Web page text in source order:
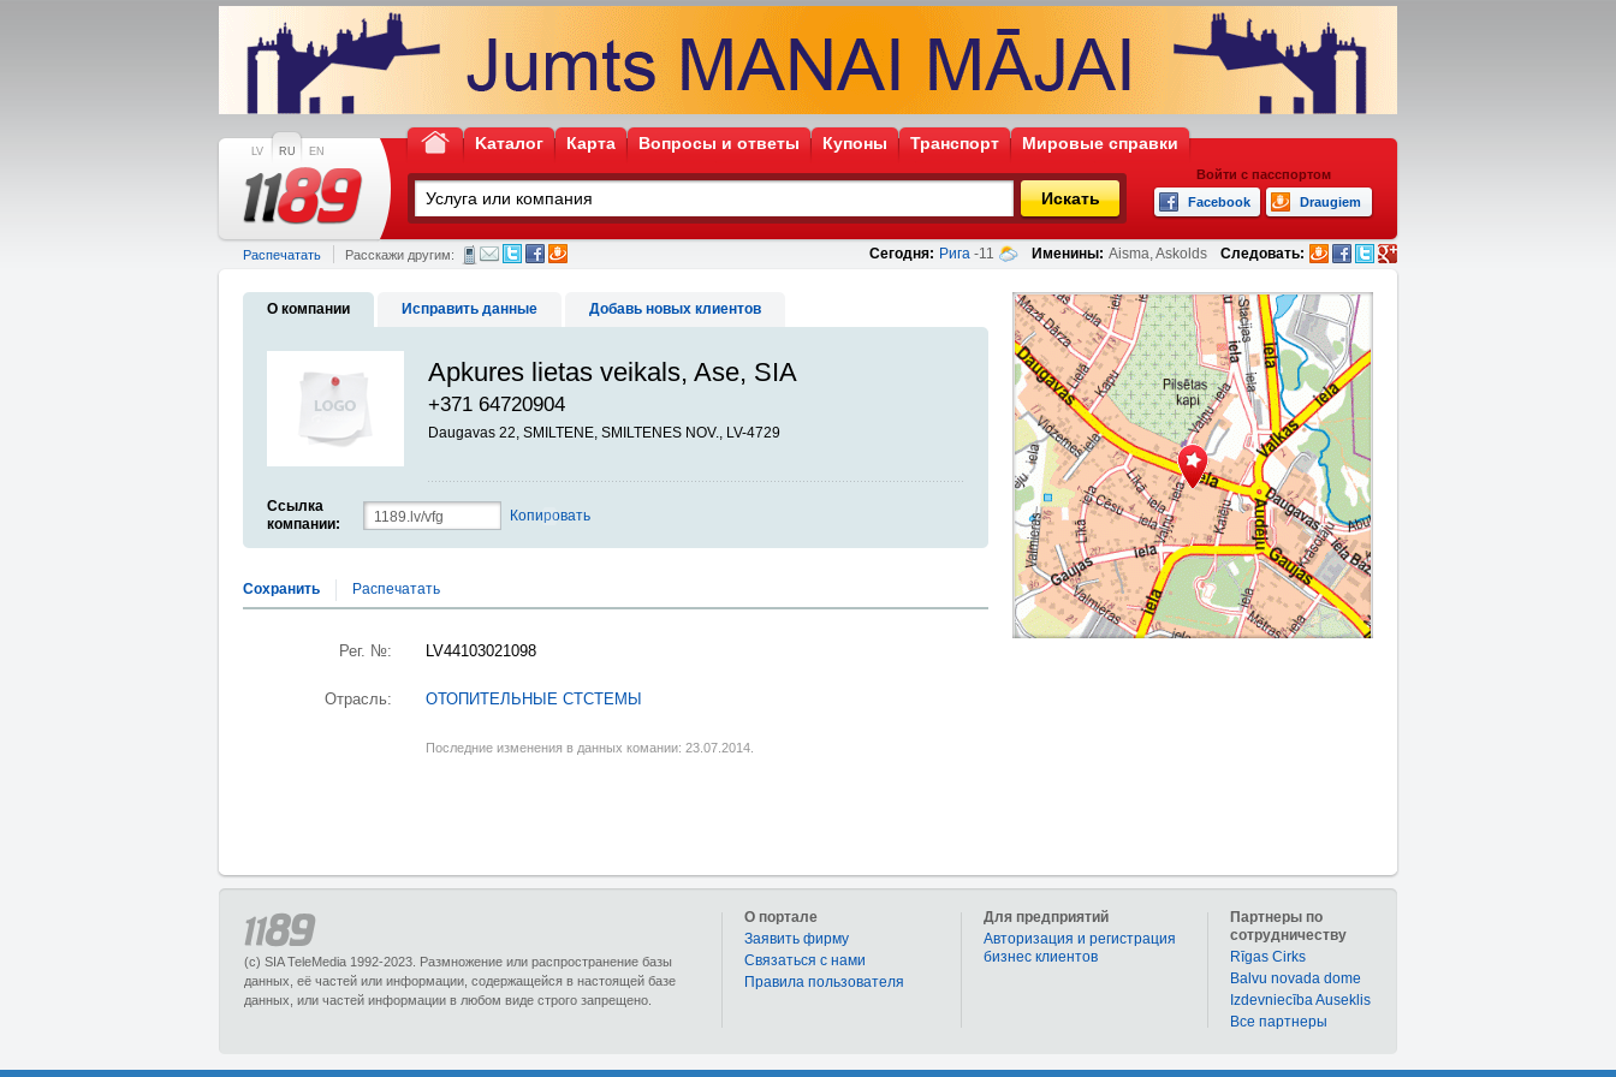
LV RU EN Kаталог Карта Вопросы и ответы Купоны Транспорт Мировые справки
Искать
Войти с пасспортом
Facebook
Draugiem
Сегодня: Рига -11 Именины: Aisma, Askolds Следовать:
Распечатать Расскажи другим:
О компании Исправить данные Добавь новых клиентов
Apkures lietas veikals, Ase, SIA
+371 64720904
Daugavas 22, SMILTENE, SMILTENES NOV., LV-4729
Ссылка
компании:
Копировать
Сохранить Распечатать
Рег. №: LV44103021098
Отрасль: ОТОПИТЕЛЬНЫЕ СТСТЕМЫ
Последние изменения в данных комании: 23.07.2014.
(c) SIA TeleMedia 1992-2023. Размножение или распространение базы
данных, её частей или информации, содержащейся в настоящей базе
данных, или частей информации в любом виде строго запрещено.
Партнеры по
сотрудничеству
Rīgas Cirks
Balvu novada dome
Izdevniecība Auseklis
Bce партнеры
Для предприятий
Авторизация и регистрация
бизнес клиентов
О портале
Заявить фирму
Связаться с нами
Правила пользователя